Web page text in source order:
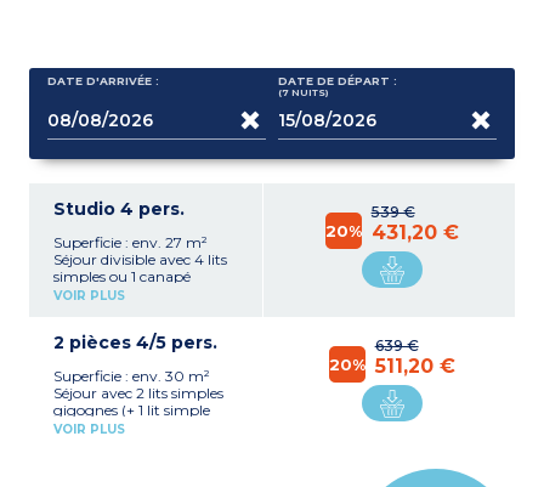
DATE D'ARRIVÉE : DATE DE DÉPART :
(7 NUITS)
Studio 4 pers.
Superficie : env. 27 m²
Séjour divisible avec 4 lits
simples ou 1 canapé
gigogne et 2 lits simples
lave-vaisselle
Balcon ou rez-de-chaussée
VOIR PLUS
539 €
20% 431,20 €
2 pièces 4/5 pers.
Superficie : env. 30 m²
Séjour avec 2 lits simples
gigognes (+ 1 lit simple
pour certains)
VOIR PLUS
639 €
20% 511,20 €